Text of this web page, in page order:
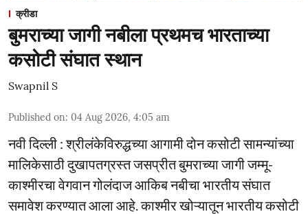
क्रीडा
बुमराच्या जागी नबीला प्रथमच भारताच्या
कसोटी संघात स्थान
Swapnil S
Published on: 04 Aug 2026, 4:05 am
नवी दिल्ली : श्रीलंकेविरुद्धच्या आगामी दोन कसोटी सामन्यांच्या
मालिकेसाठी दुखापतग्रस्त जसप्रीत बुमराच्या जागी जम्मू-
काश्मीरचा वेगवान गोलंदाज आकिब नबीचा भारतीय संघात
समावेश करण्यात आला आहे. काश्मीर खोऱ्यातून भारतीय कसोटी